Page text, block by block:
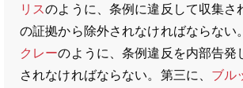
リスのように、条例に違反して収集さ
の証拠から除外されなければならない
クレーのように、条例違反を内部告発
されなければならない。第三に、 ブル